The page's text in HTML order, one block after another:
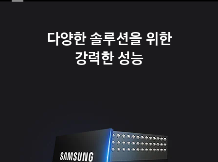
다양한 솔루션을 위한
강력한 성능